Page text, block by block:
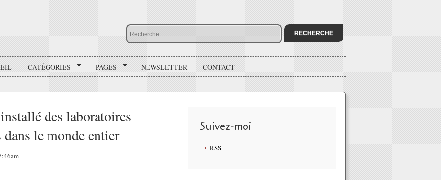
CATÉGORIES PAGES NEWSLETTER CONTACT
des laboratoires
le monde entier
Suivez-moi
RSS